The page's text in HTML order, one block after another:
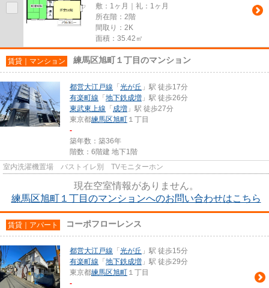
敷：1ヶ月｜礼：1ヶ月
所在階：2階
間取り：2K
面積：35.42㎡
賃貸｜マンション 練馬区旭町１丁目のマンション
都営大江戸線 「 光が丘 」駅 徒歩17分
有楽町線 「 地下鉄成増 」駅 徒歩26分
東武東上線 「 成増 」駅 徒歩27分
東京都練馬区旭町 １丁目
-
築年数：築36年
階数：6階建 地下1階
室内洗濯機置場 バストイレ別 TVモニターホン
現在空室情報がありません。
練馬区旭町１丁目のマンションへのお問い合わせはこちら
賃貸｜アパート コーポフローレンス
都営大江戸線 「 光が丘 」駅 徒歩15分
有楽町線 「 地下鉄成増 」駅 徒歩29分
東京都練馬区旭町 １丁目
-